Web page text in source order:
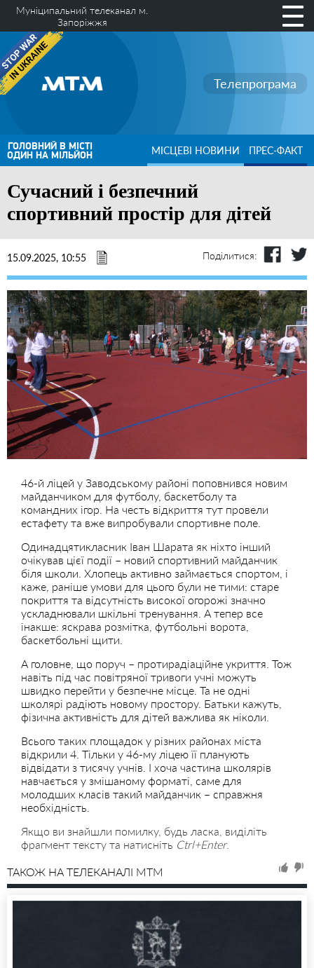
Муніципальний телеканал м.
Запоріжжя
Телепрограма
ГОЛОВНИЙ В МІСТІ
ОДИН НА МІЛЬЙОН МІСЦЕВІ НОВИНИ ПРЕС-ФАКТ
Сучасний і безпечний
спортивний простір для дітей
15.09.2025, 10:55 Поділитися:
46-й ліцей у Заводському районі поповнився новим
майданчиком для футболу, баскетболу та
командних ігор. На честь відкриття тут провели
естафету та вже випробували спортивне поле.
Одинадцятикласник Іван Шарата як ніхто інший
очікував цієї події – новий спортивний майданчик
біля школи. Хлопець активно займається спортом, і
каже, раніше умови для цього були не тими: старе
покриття та відсутність високої огорожі значно
ускладнювали шкільні тренування. А тепер все
інакше: яскрава розмітка, футбольні ворота,
баскетбольні щити.
А головне, що поруч – протирадіаційне укриття. Тож
навіть під час повітряної тривоги учні можуть
швидко перейти у безпечне місце. Та не одні
школярі радіють новому простору. Батьки кажуть,
фізична активність для дітей важлива як ніколи.
Всього таких площадок у різних районах міста
відкрили 4. Тільки у 46-му ліцею її планують
відвідати з тисячу учнів. І хоча частина школярів
навчається у змішаному форматі, саме для
молодших класів такий майданчик – справжня
необхідність.
Якщо ви знайшли помилку, будь ласка, виділіть
фрагмент тексту та натисніть Ctrl+Enter.
ТАКОЖ НА ТЕЛЕКАНАЛІ MTM